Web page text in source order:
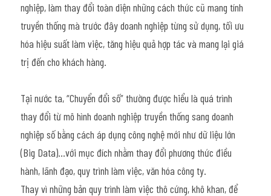
nghiệp, làm thay đổi toàn diện những cách thức cũ mang tính
truyền thống mà trước đây doanh nghiệp từng sử dụng, tối ưu
hóa hiệu suất làm việc, tăng hiệu quả hợp tác và mang lại giá
trị đến cho khách hàng.
Tại nước ta, “Chuyển đổi số” thường được hiểu là quá trình
thay đổi từ mô hình doanh nghiệp truyền thống sang doanh
nghiệp số bằng cách áp dụng công nghệ mới như dữ liệu lớn
(Big Data)…với mục đích nhằm thay đổi phương thức điều
hành, lãnh đạo, quy trình làm việc, văn hóa công ty.
Thay vì những bản quy trình làm việc thô cứng, khô khan, để